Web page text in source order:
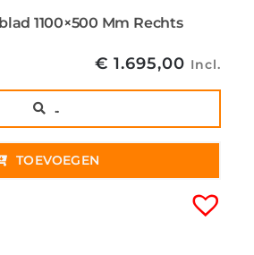
1100×500 Mm Rechts
€ 1.695,00 Incl.
..
TOEVOEGEN